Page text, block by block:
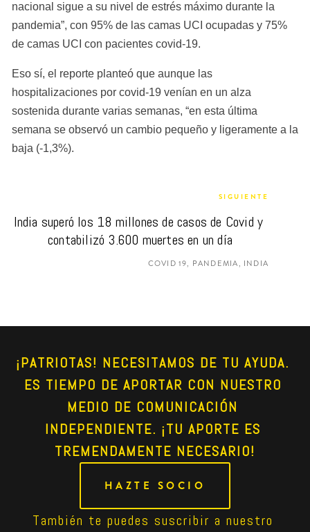
nacional sigue a su nivel de estrés máximo durante la
pandemia”, con 95% de las camas UCI ocupadas y 75%
de camas UCI con pacientes covid-19.
Eso sí, el reporte planteó que aunque las
hospitalizaciones por covid-19 venían en un alza
sostenida durante varias semanas, “en esta última
semana se observó un cambio pequeño y ligeramente a la
baja (-1,3%).
SIGUIENTE
India superó los 18 millones de casos de Covid y
contabilizó 3.600 muertes en un día
COVID 19, PANDEMIA, INDIA
¡PATRIOTAS! NECESITAMOS DE TU AYUDA.
ES TIEMPO DE APORTAR CON NUESTRO
MEDIO DE COMUNICACIÓN
INDEPENDIENTE. ¡TU APORTE ES
TREMENDAMENTE NECESARIO!
HAZTE SOCIO